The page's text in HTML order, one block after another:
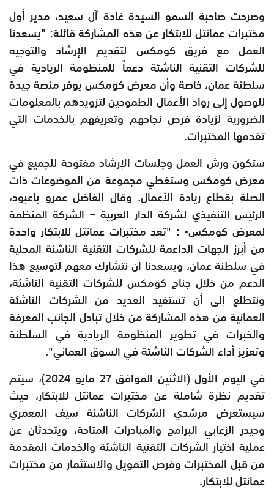
وصرحت صاحبة السمو السيدة غادة آل سعيد، مدير أول
مختبرات عمانتل للابتكار عن هذه المشاركة قائلة: "يسعدنا
العمل مع فريق كومكس لتقديم الإرشاد والتوجيه
للشركات التقنية الناشئة دعماً للمنظومة الريادية في
سلطنة عمان، خاصة وأن معرض كومكس يوفر منصة جيدة
للوصول إلى رواد الأعمال الطموحين لتزويدهم بالمعلومات
الضرورية لزيادة فرص نجاحهم وتعريفهم بالخدمات التي
تقدمها المختبرات.
ستكون ورش العمل وجلسات الإرشاد مفتوحة للجميع في
معرض كومكس وستغطي مجموعة من الموضوعات ذات
الصلة بقطاع ريادة الأعمال. وقال الفاضل عمرو باعبود،
الرئيس التنفيذي لشركة الدار العربية – الشركة المنظمة
لمعرض كومكس- : "تعد مختبرات عمانتل للابتكار واحدة
من أبرز الجهات الداعمة للشركات التقنية الناشئة المحلية
في سلطنة عمان، ويسعدنا أن نتشارك معهم لتوسيع هذا
الدعم من خلال جناح كومكس للشركات التقنية الناشئة،
ونتطلع إلى أن تستفيد العديد من الشركات الناشئة
العمانية من هذه المشاركة من خلال تبادل الجانب المعرفة
والخبرات في تطوير المنظومة الريادية في السلطنة
وتعزيز أداء الشركات الناشئة في السوق العماني".
في اليوم الأول (الاثنين الموافق 27 مايو 2024)، سيتم
تقديم نظرة شاملة عن مختبرات عمانتل للابتكار، حيث
سيستعرض مرشدي الشركات الناشئة سيف المعمري
وحيدر الزعابي البرامج والمبادرات المتاحة، ويتحدثان عن
عملية اختيار الشركات التقنية الناشئة والخدمات المقدمة
من قبل المختبرات وفرص التمويل والاستثمار من مختبرات
عمانتل للابتكار.